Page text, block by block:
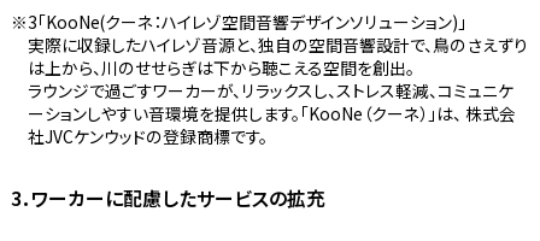
3「KooNe(クーネ：ハイレゾ空間音響デザインソリューション)」
実際に収録したハイレゾ音源と、独自の空間音響設計で、鳥のさえずり
は上から、川のせせらぎは下から聴こえる空間を創出。
ラウンジで過ごすワーカーが、リラックスし、ストレス軽減、コミュニケ
ーションしやすい音環境を提供します。「KooNe（クーネ）」は、 株式会
社JVCケンウッドの登録商標です。
3．ワーカーに配慮したサービスの拡充